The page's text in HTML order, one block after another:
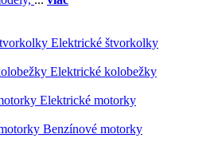
Elektrické štvorkolky
Elektrické kolobežky
Elektrické motorky
Benzínové motorky